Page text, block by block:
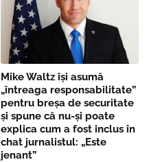
Mike Waltz îşi asumă
„întreaga responsabilitate”
pentru breşa de securitate
și spune că nu-și poate
explica cum a fost inclus în
chat jurnalistul: „Este
jenant”